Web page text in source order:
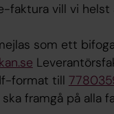
faktura vill vi
som ett
format till
framgå på alla